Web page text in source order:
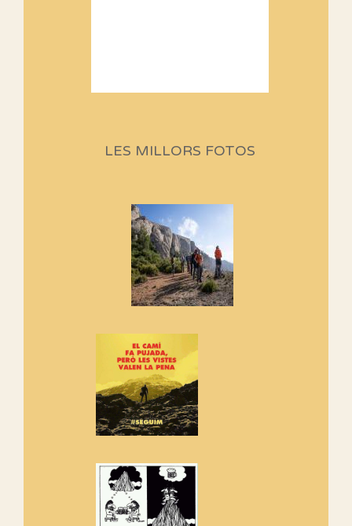
Aquí teniu la primera part de la
Si no podem caminar, alguna
cosa hem de fer...
Els Centpeus signen el
Manifest a favor dels Camins
Si ets una entitat o associació
adhereix-te al manifest!
Rebem un diploma dels
Amics de Sant Aniol d'Aguja
Els Centpeus estem implicats
de l'entorn de Sant Aniol
LES MILLORS FOTOS